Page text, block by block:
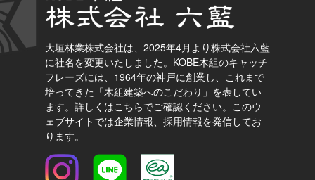
大垣林業株式会社は、2025年4月より株式会社六藍
に社名を変更いたしました。 KOBE木組のキャッチ
フレーズには、1964年の神戸に創業し、これまで
培ってきた「木組建築へのこだわり」を表してい
ます。 詳しくはこちらでご確認ください。 このウ
ェブサイトでは企業情報、採用情報を発信してお
ります。